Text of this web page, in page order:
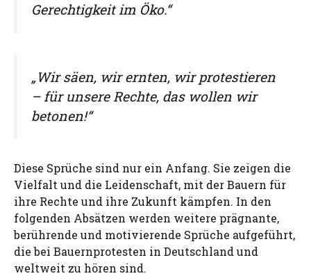
Gerechtigkeit im Öko.“
„Wir säen, wir ernten, wir protestieren
– für unsere Rechte, das wollen wir
betonen!“
Diese Sprüche sind nur ein Anfang. Sie zeigen die
Vielfalt und die Leidenschaft, mit der Bauern für
ihre Rechte und ihre Zukunft kämpfen. In den
folgenden Absätzen werden weitere prägnante,
berührende und motivierende Sprüche aufgeführt,
die bei Bauernprotesten in Deutschland und
weltweit zu hören sind.